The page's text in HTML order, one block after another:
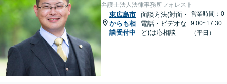
弁護士法人法律事務所フォレスト
東広島市
からも相
談受付中
面談方法(対面・
電話・ビデオな
ど)は応相談
営業時間：0
9:00~17:30
（平日）